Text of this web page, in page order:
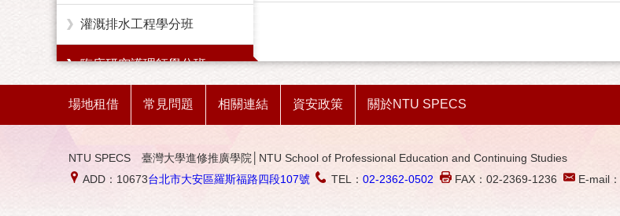
灌溉排水工程學分班
臨床研究護理師學分班
農業技術學分班
場地租借 常見問題 相關連結 資安政策 關於NTU SPECS
NTU SPECS 臺灣大學進修推廣學院│NTU School of Professional Education and Continuing Studies
ADD：10673台北市大安區羅斯福路四段107號 TEL： 02-2362-0502 FAX：02-2369-1236 E-mail：